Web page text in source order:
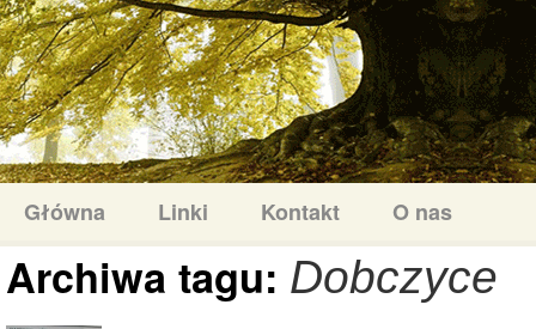
Główna Linki Kontakt O nas
Archiwa tagu: Dobczyce